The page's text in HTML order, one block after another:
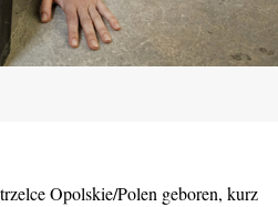
Opolskie/Polen geboren, kurz